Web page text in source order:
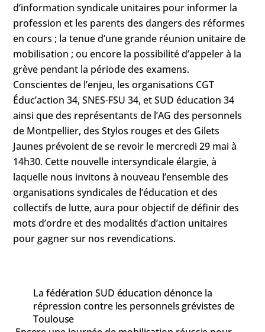
d’information syndicale unitaires pour informer la
profession et les parents des dangers des réformes
en cours ; la tenue d’une grande réunion unitaire de
mobilisation ; ou encore la possibilité d’appeler à la
grève pendant la période des examens.
Conscientes de l’enjeu, les organisations CGT
Éduc’action 34, SNES-FSU 34, et SUD éducation 34
ainsi que des représentants de l’AG des personnels
de Montpellier, des Stylos rouges et des Gilets
Jaunes prévoient de se revoir le mercredi 29 mai à
14h30. Cette nouvelle intersyndicale élargie, à
laquelle nous invitons à nouveau l’ensemble des
organisations syndicales de l’éducation et des
collectifs de lutte, aura pour objectif de définir des
mots d’ordre et des modalités d’action unitaires
pour gagner sur nos revendications.
La fédération SUD éducation dénonce la
répression contre les personnels grévistes de
Toulouse